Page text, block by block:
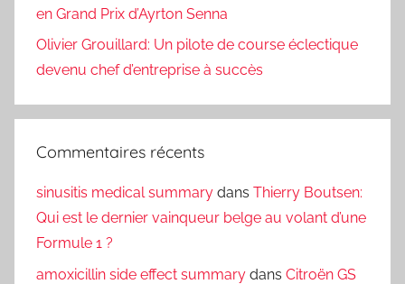
en Grand Prix d’Ayrton Senna
Olivier Grouillard: Un pilote de course éclectique
devenu chef d’entreprise à succès
Commentaires récents
sinusitis medical summary dans Thierry Boutsen:
Qui est le dernier vainqueur belge au volant d’une
Formule 1 ?
amoxicillin side effect summary dans Citroën GS